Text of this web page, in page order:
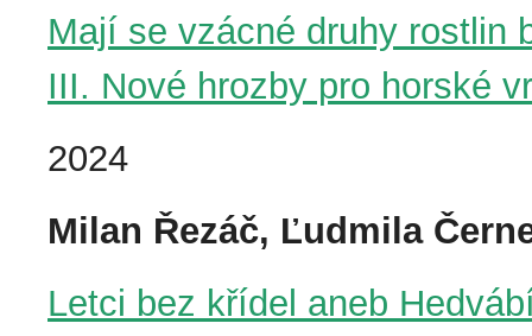
Mají se vzácné druhy rostlin
III. Nové hrozby pro horské
2024
Milan Řezáč, Ľudmila
Letci bez křídel aneb